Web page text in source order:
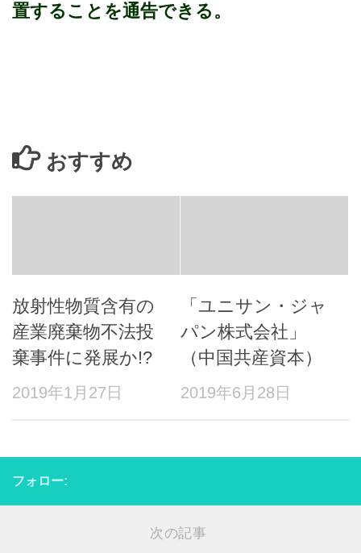
置することを通告できる。
おすすめ
放射性物質含有の
産業廃棄物不法投
棄事件に発展か!?
2019年1月27日
「ユニサン・ジャ
パン株式会社」
（中国共産資本）
2019年6月28日
フォロー:
次の記事